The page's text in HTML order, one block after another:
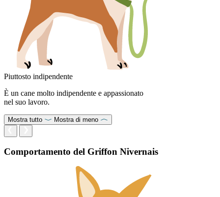
Piuttosto indipendente
È un cane molto indipendente e appassionato
nel suo lavoro.
Mostra tutto Mostra di meno
Comportamento del Griffon Nivernais